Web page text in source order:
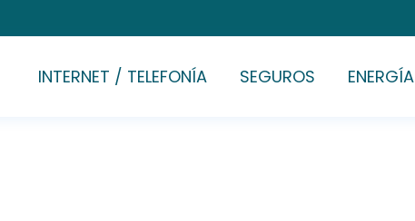
INTERNET / TELEFONÍA SEGUROS ENERGÍA